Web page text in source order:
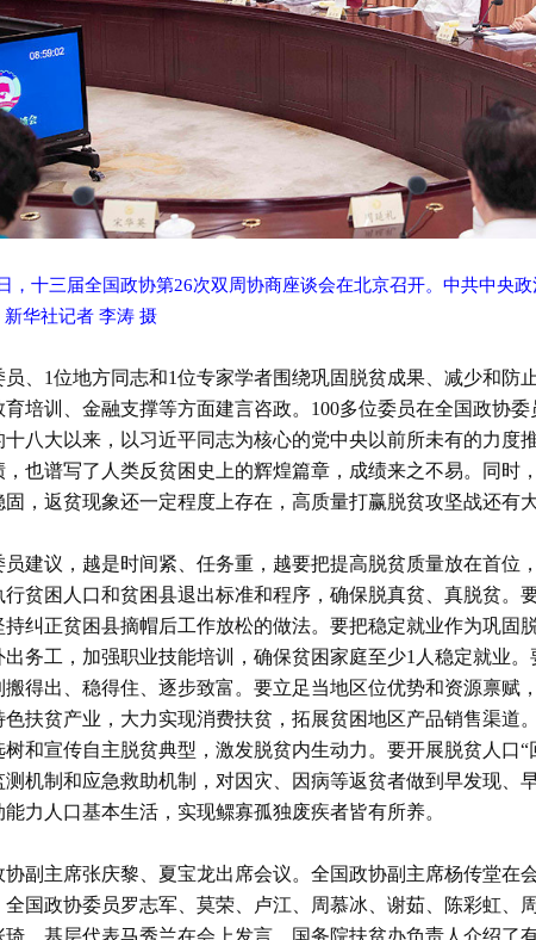
，十三届全国政协第26次双周协商座谈会在北京召开。中共中央
华社记者 李涛 摄
员、1位地方同志和1位专家学者围绕巩固脱贫成果、减少和防
育培训、金融支撑等方面建言咨政。100多位委员在全国政协
十八大以来，以习近平同志为核心的党中央以前所未有的力度
，也谱写了人类反贫困史上的辉煌篇章，成绩来之不易。同时
，返贫现象还一定程度上存在，高质量打赢脱贫攻坚战还有
员建议，越是时间紧、任务重，越要把提高脱贫质量放在首位
行贫困人口和贫困县退出标准和程序，确保脱真贫、真脱贫。
持纠正贫困县摘帽后工作放松的做法。要把稳定就业作为巩固
出务工，加强职业技能培训，确保贫困家庭至少1人稳定就业
搬得出、稳得住、逐步致富。要立足当地区位优势和资源禀赋
色扶贫产业，大力实现消费扶贫，拓展贫困地区产品销售渠道
树和宣传自主脱贫典型，激发脱贫内生动力。要开展脱贫人口
测机制和应急救助机制，对因灾、因病等返贫者做到早发现、
力人口基本生活，实现鳏寡孤独废疾者皆有所养。
协副主席张庆黎、夏宝龙出席会议。全国政协副主席杨传堂在
全国政协委员罗志军、莫荣、卢江、周慕冰、谢茹、陈彩虹、